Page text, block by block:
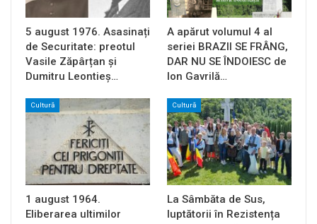
5 august 1976. Asasinați
de Securitate: preotul
Vasile Zăpârțan și
Dumitru Leontieș…
A apărut volumul 4 al
seriei BRAZII SE FRÂNG,
DAR NU SE ÎNDOIESC de
Ion Gavrilă…
Cultură
1 august 1964.
Eliberarea ultimilor
Cultură
La Sâmbăta de Sus,
luptătorii în Rezistența